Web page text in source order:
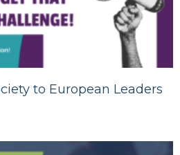
to European Leaders